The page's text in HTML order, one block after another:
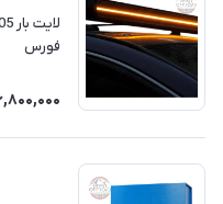
فورس